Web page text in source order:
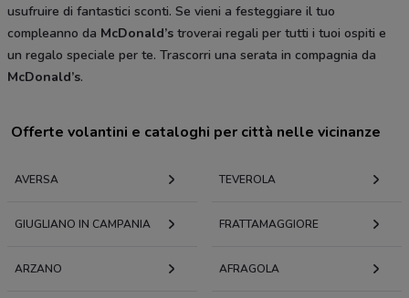
usufruire di fantastici sconti. Se vieni a festeggiare il tuo
compleanno da McDonald’s troverai regali per tutti i tuoi ospiti e
un regalo speciale per te. Trascorri una serata in compagnia da
McDonald’s.
Offerte volantini e cataloghi per città nelle vicinanze
AVERSA TEVEROLA
GIUGLIANO IN CAMPANIA FRATTAMAGGIORE
ARZANO AFRAGOLA